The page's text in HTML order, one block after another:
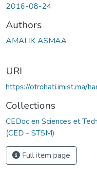
2016-08-24
Authors
AMALIK ASMAA
URI
https://otrohati.imist.ma/
Collections
CEDoc en Sciences et
(CED - STSM)
Full item page